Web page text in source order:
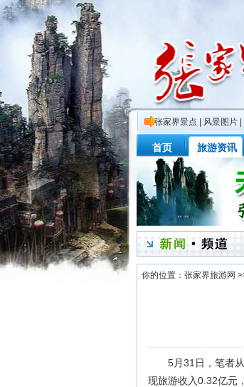
张家界景点 风景图片
首页 旅游资讯
你的位置： 张家界旅游网
5月31日，笔者
现旅游收入0.32亿元